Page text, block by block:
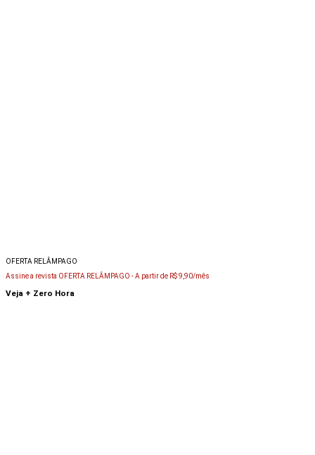
OFERTA RELÂMPAGO
Assine a revista OFERTA RELÂMPAGO -A partir de R$ 9,90/mês
Veja + Zero Hora